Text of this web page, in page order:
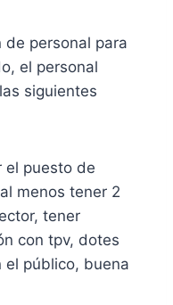
de personal para
el personal
siguientes
el puesto de
menos tener 2
tener
con tpv, dotes
el público, buena